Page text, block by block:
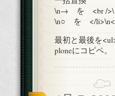
\n→ を <br />\ｎ
\n○ を </
最初と最後を
ploneにコピペ。